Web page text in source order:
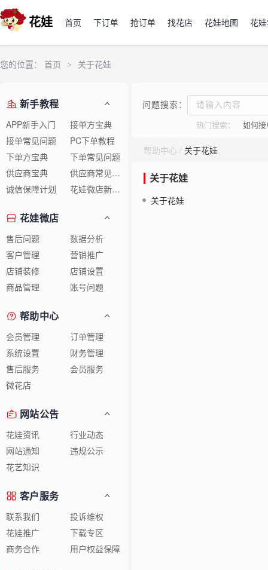
花娃 首页 下订单 抢订单 找花店 花娃地图 花
您的位置： 首页 > 关于花娃
新手教程
APP新手入门
接单方宝典
接单常见问题
PC下单教程
下单方宝典
下单常见问题
供应商宝典
供应商常见问题
诚信保障计划
花娃微店新手教程
花娃微店
售后问题
数据分析
客户管理
营销推广
店铺装修
店铺设置
商品管理
账号问题
帮助中心
会员管理
订单管理
系统设置
财务管理
售后服务
会员服务
微花店
网站公告
花娃资讯
行业动态
网站通知
违规公示
花艺知识
客户服务
联系我们
投诉维权
花娃推广
下载专区
商务合作
用户权益保障
问题搜索：
热门搜索： 如何接
帮助中心 / 关于花娃
关于花娃
关于花娃